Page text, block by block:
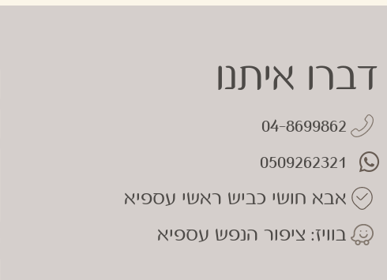
דברו איתנו
04-8699862
0509262321
אבא חושי כביש ראשי עספיא
בוויז: ציפור הנפש עספיא